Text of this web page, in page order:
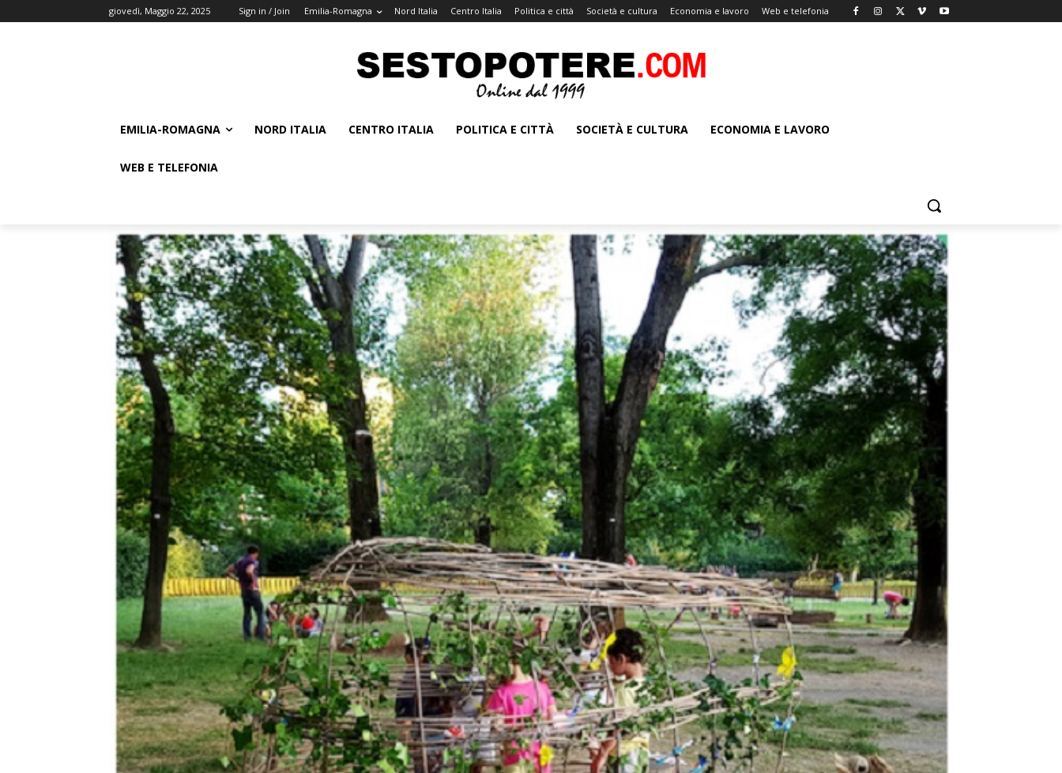
giovedì, Maggio 22, 2025 Sign in / Join Emilia-Romagna Nord Italia Centro Italia Politica e città Società e cultura Economia e lavoro Web e telefonia
EMILIA-ROMAGNA NORD ITALIA CENTRO ITALIA POLITICA E CITTÀ SOCIETÀ E CULTURA ECONOMIA E LAVORO
WEB E TELEFONIA